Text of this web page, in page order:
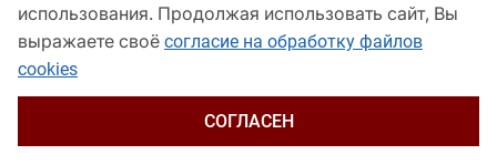
использования. Продолжая использовать сайт, Вы
выражаете своё согласие на обработку файлов
cookies
СОГЛАСЕН
© Кубанские Новости, 2017
Сетевое издание «kubnews» зарегистрировано Федеральной
службой по надзору в сфере связи, информационных технологий
и массовых коммуникаций (Роскомнадзор). Регистрационный
Пашковская, 2). Главный редактор – Филиппов О. Ю.